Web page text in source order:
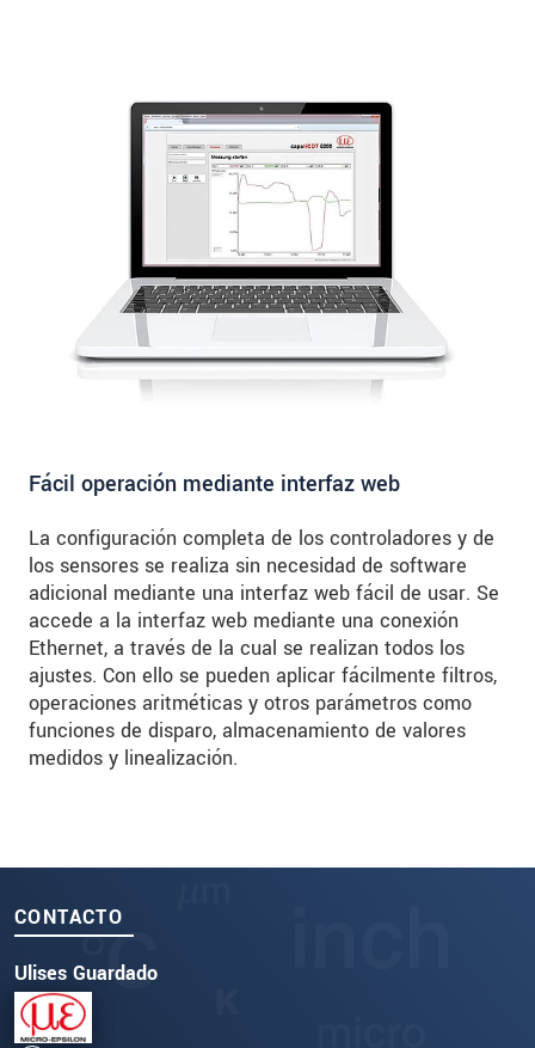
Fácil operación mediante interfaz web
La configuración completa de los controladores y de
los sensores se realiza sin necesidad de software
adicional mediante una interfaz web fácil de usar. Se
accede a la interfaz web mediante una conexión
Ethernet, a través de la cual se realizan todos los
ajustes. Con ello se pueden aplicar fácilmente filtros,
operaciones aritméticas y otros parámetros como
funciones de disparo, almacenamiento de valores
medidos y linealización.
CONTACTO
Ulises Guardado